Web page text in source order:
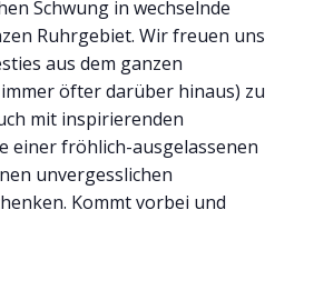
Schwung in wechselnde
Ruhrgebiet. Wir freuen uns
aus dem ganzen
öfter darüber hinaus) zu
mit inspirierenden
einer fröhlich-ausgelassenen
unvergesslichen
Kommt vorbei und